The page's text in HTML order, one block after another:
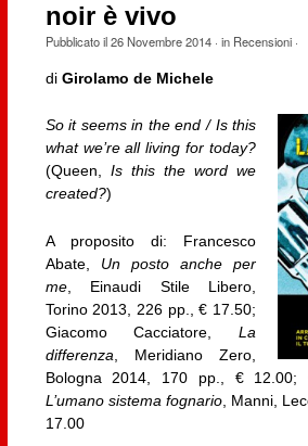
noir è vivo
Pubblicato il26 Novembre 2014· in Recensioni·
di Girolamo de Michele
So it seems in the end / Is this
what we’re all living for today?
(Queen, Is this the word we
created?)
A proposito di: Francesco
Abate, Un posto anche per
me, Einaudi Stile Libero,
Torino 2013, 226 pp., € 17.50;
Giacomo Cacciatore,La
differenza , Meridiano Zero,
Bologna 2014, 170 pp., € 12.00;
L’umano sistema fognario, Manni,
17.00